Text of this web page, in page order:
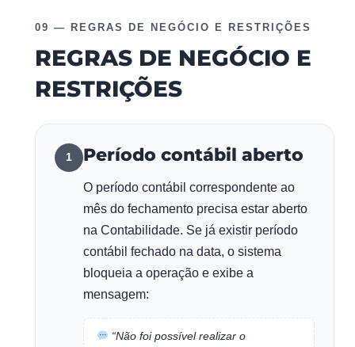
09 — REGRAS DE NEGÓCIO E RESTRIÇÕES
REGRAS DE NEGÓCIO E
RESTRIÇÕES
1 Período contábil aberto
O período contábil correspondente ao
mês do fechamento precisa estar aberto
na Contabilidade. Se já existir período
contábil fechado na data, o sistema
bloqueia a operação e exibe a
mensagem:
“Não foi possível realizar o